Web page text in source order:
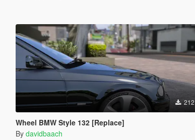
212
Wheel BMW Style 132 [Replace]
By davidbaach